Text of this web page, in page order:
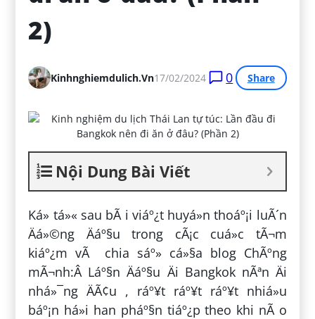
2)
Kinhnghiemdulich.vn17/02/2024 0 Share
Nội Dung Bài Viết
Ká» tá»« sau bÃ i viáº¿t huyá»n thoáº¡i luÃ´n
Äá»©ng Äáº§u trong cÃ¡c cuá»c tÃ¬m
kiáº¿m vÃ chia sáº» cá»§a blog ChÃºng
mÃ¬nh:Â Láº§n Äáº§u Äi Bangkok nÃªn Äi
nhá»¯ng ÄÃ¢u , ráº¥t ráº¥t ráº¥t nhiá»u
báº¡n há»i han pháº§n tiáº¿p theo khi nÃ o